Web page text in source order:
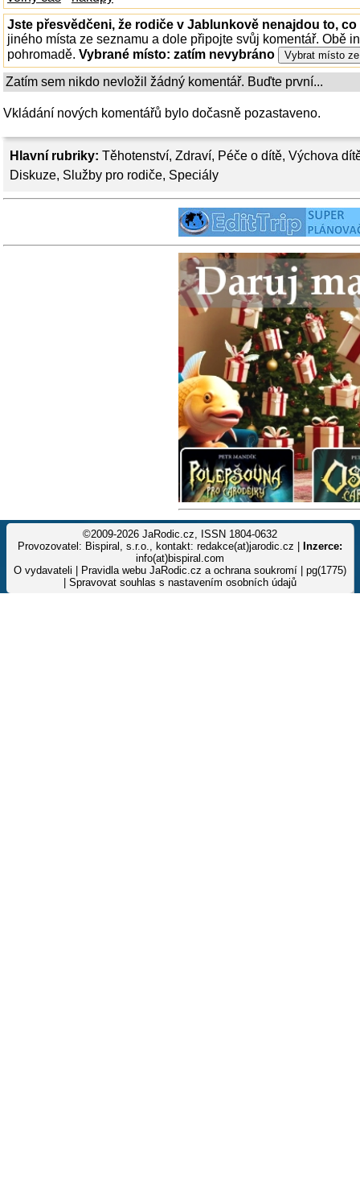
Hlavní rubriky: Těhotenství, Zdraví, Péče o dítě, Výchova
Diskuze, Služby pro rodiče, Speciály
Jste přesvědčeni, že rodiče v Jablunkově nenajdou to,
jiného místa ze seznamu a dole připojte svůj komentář. Obě
pohromadě. Vybrané místo: zatím nevybráno
Zatím sem nikdo nevložil žádný komentář. Buďte první...
Vkládání nových komentářů bylo dočasně pozastaveno.
©2009-2026 JaRodic.cz, ISSN 1804-0632
Provozovatel: Bispiral, s.r.o., kontakt: redakce(at)jarodic.cz |
Inzerce:
info(at)bispiral.com
O vydavateli
Pravidla webu JaRodic.cz a ochrana soukromí | pg(1775)
Spravovat souhlas s nastavením osobních údajů